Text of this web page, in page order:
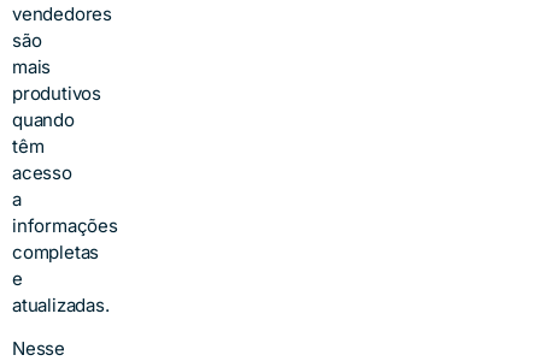
vendedores
são
mais
produtivos
quando
têm
acesso
a
informações
completas
e
atualizadas.
Nesse